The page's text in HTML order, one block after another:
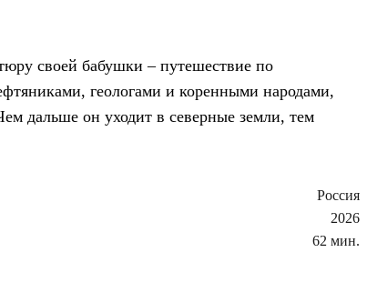
своей бабушки – путешествие по
геологами и коренными народами,
дальше он уходит в северные земли, тем
Россия
2026
62 мин.